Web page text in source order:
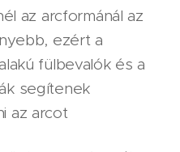
az arcformánál az
ezért a
fülbevalók és a
segítenek
az arcot